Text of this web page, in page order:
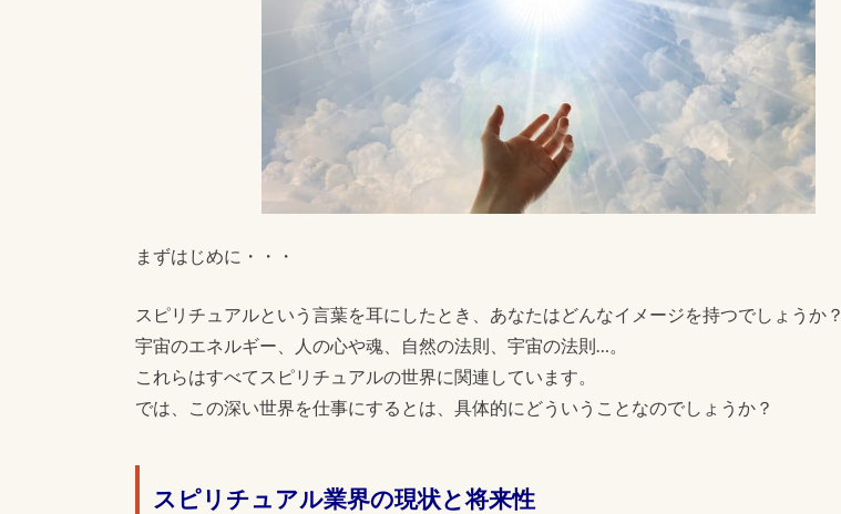
まずはじめに・・・
スピリチュアルという言葉を耳にしたとき、あなたはどんなイメージを持つでしょうか？
宇宙のエネルギー、人の心や魂、自然の法則、宇宙の法則…。
これらはすべてスピリチュアルの世界に関連しています。
では、この深い世界を仕事にするとは、具体的にどういうことなのでしょうか？
スピリチュアル業界の現状と将来性